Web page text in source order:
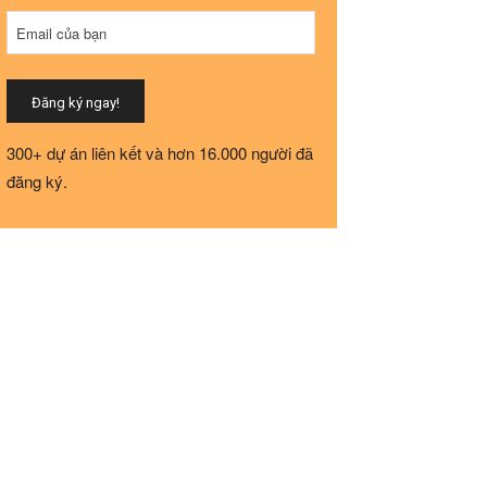
Email *
Email của bạn
Đăng ký ngay!
300+ dự án liên kết và hơn 16.000 người đã
đăng ký.